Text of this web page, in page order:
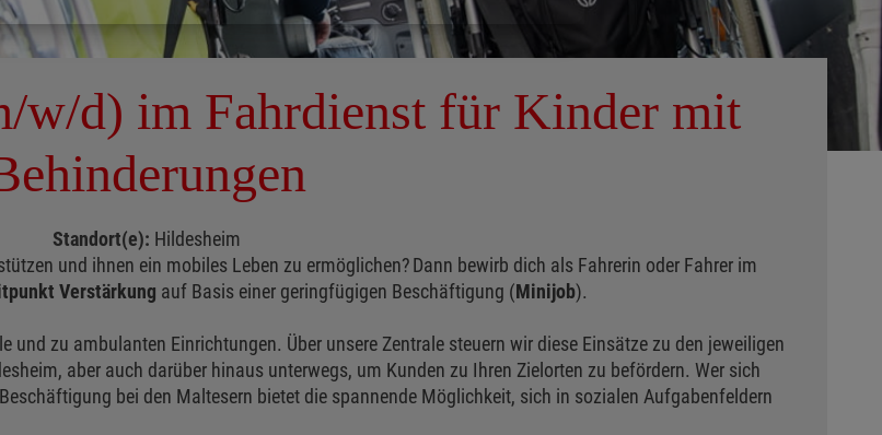
w/d) im Fahrdienst für Kinder mit
Standort(e): Hildesheim
und ihnen ein mobiles Leben zu ermöglichen? Dann bewirb dich als Fahrerin oder Fahrer im
Verstärkung auf Basis einer geringfügigen Beschäftigung (Minijob).
und zu ambulanten Einrichtungen. Über unsere Zentrale steuern wir diese Einsätze zu den jeweiligen
aber auch darüber hinaus unterwegs, um Kunden zu Ihren Zielorten zu befördern. Wer sich
bei den Maltesern bietet die spannende Möglichkeit, sich in sozialen Aufgabenfeldern